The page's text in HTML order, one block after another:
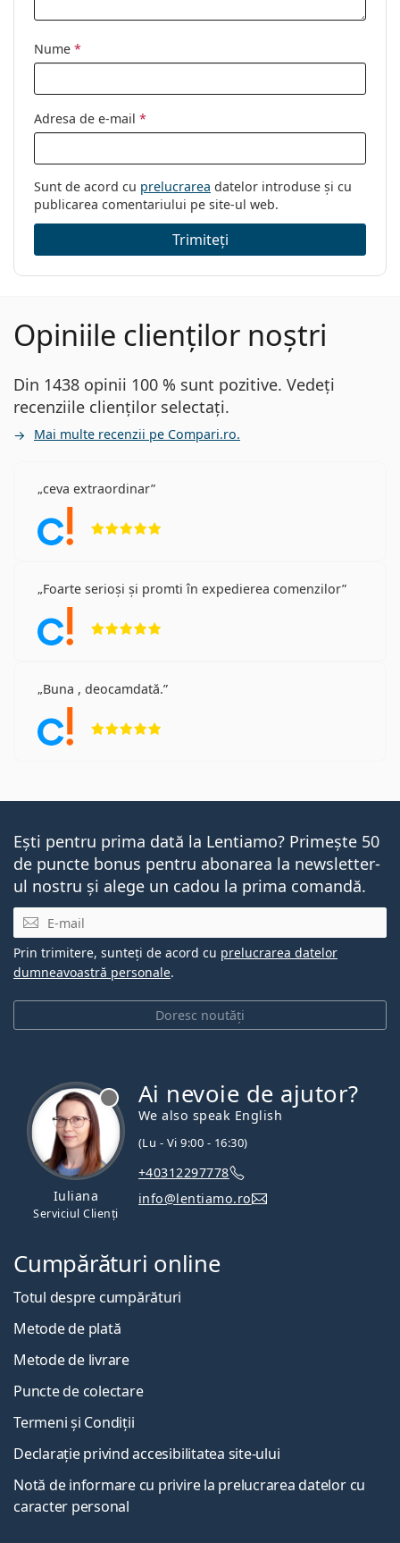
Sex:
Femei
Categorie:
Cod:
0VO4094 5089 54
Nume *
Adresa de e-mail *
Sunt de acord cu prelucrarea datelor introduse și cu
publicarea comentariului pe site-ul web.
Trimiteți
Opiniile clienților noștri
Din 1438 opinii 100 % sunt pozitive. Vedeți
recenziile clienților selectați.
Mai multe recenzii pe Compari.ro.
ceva extraordinar
Foarte serioși și promti în expedierea comenzilor
Buna , deocamdată.
Ești pentru prima dată la Lentiamo? Primește 50
de puncte bonus pentru abonarea la newsletter-
ul nostru și alege un cadou la prima comandă.
E-mail
Doresc noutăți
Prin trimitere, sunteți de acord cu prelucrarea datelor
dumneavoastră personale.
Iuliana
Serviciul Clienți
Ai nevoie de ajutor?
We also speak English
(Lu - Vi 9:00 - 16:30)
+40312297778
info@lentiamo.ro
Cumpărături online
Totul despre cumpărături
Metode de plată
Metode de livrare
Puncte de colectare
Termeni și Condiții
Declarație privind accesibilitatea site-ului
Notă de informare cu privire la prelucrarea datelor cu
caracter personal